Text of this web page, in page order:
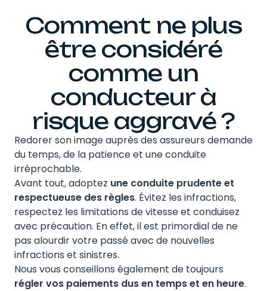
Comment ne plus
être considéré
comme un
conducteur à
risque aggravé ?
Redorer son image auprès des assureurs demande
du temps, de la patience et une conduite
irréprochable.
Avant tout, adoptez une conduite prudente et
respectueuse des règles. Évitez les infractions,
respectez les limitations de vitesse et conduisez
avec précaution. En effet, il est primordial de ne
pas alourdir votre passé avec de nouvelles
infractions et sinistres.
Nous vous conseillons également de toujours
régler vos paiements dus en temps et en heure.